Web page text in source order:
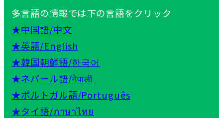
多言語の情報では下の言語をクリック
★中国語/中文
★英語/English
★韓国朝鮮語/한국어
★ネパール語/नेपाली
★ポルトガル語/Português
★タイ語/ภาษาไทย